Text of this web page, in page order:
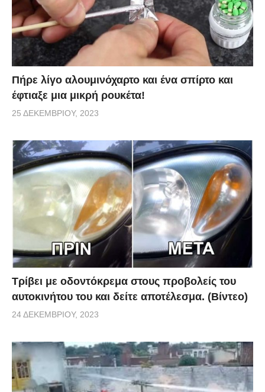
Πήρε λίγο αλουμινόχαρτο και ένα σπίρτο και
έφτιαξε μια μικρή ρουκέτα!
25 ΔΕΚΕΜΒΡΊΟΥ, 2023
Τρίβει με οδοντόκρεμα στους προβολείς του
αυτοκινήτου του και δείτε αποτέλεσμα. (Βίντεο)
24 ΔΕΚΕΜΒΡΊΟΥ, 2023